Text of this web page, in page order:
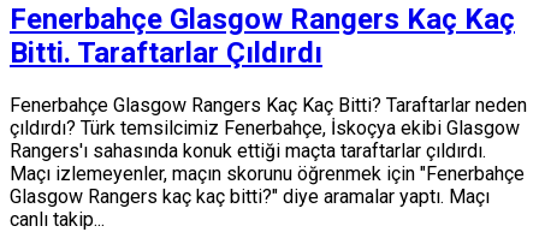
Fenerbahçe Glasgow Rangers Kaç Kaç
Bitti. Taraftarlar Çıldırdı
Fenerbahçe Glasgow Rangers Kaç Kaç Bitti? Taraftarlar neden
çıldırdı? Türk temsilcimiz Fenerbahçe, İskoçya ekibi Glasgow
Rangers'ı sahasında konuk ettiği maçta taraftarlar çıldırdı.
Maçı izlemeyenler, maçın skorunu öğrenmek için "Fenerbahçe
Glasgow Rangers kaç kaç bitti?" diye aramalar yaptı. Maçı
canlı takip...